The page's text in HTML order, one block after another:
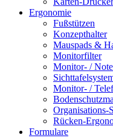
Ergonomie
Fußstützen
Konzepthalter
Mauspads &
Monitorfilter
Monitor- /
Monitor- /
Organisations-
Rücken-
Formulare